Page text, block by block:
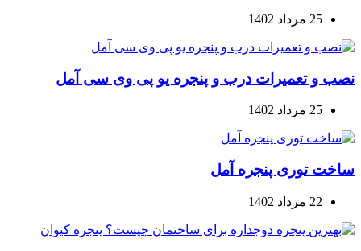
25 مرداد 1402
نصب و تعمیرات درب و پنجره یو پی وی سی آمل
25 مرداد 1402
ساخت توری پنجره آمل
22 مرداد 1402